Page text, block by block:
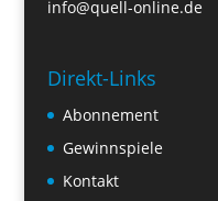
info@quell-online.de
Direkt-Links
Abonnement
Gewinnspiele
Kontakt